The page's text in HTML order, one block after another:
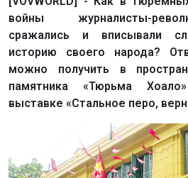
войны журналисты-
сражались и вписывали
историю своего народа?
можно получить в
памятника «Тюрьма
выставке «Стальное перо,